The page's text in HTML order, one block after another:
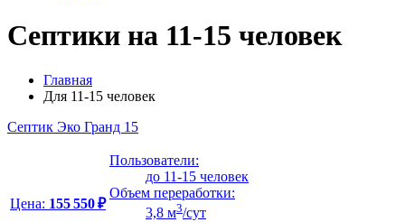
Септики на 11-15 человек
Главная
Для 11-15 человек
Септик Эко Гранд 15
Цена: 155 550 ₽
Пользователи:
до 11-15 человек
Объем переработки:
3,8 м3/сут